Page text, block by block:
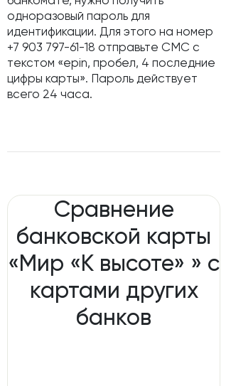
одноразовый пароль для
идентификации. Для этого на номер
+7 903 797-61-18 отправьте СМС с
текстом «epin, пробел, 4 последние
цифры карты». Пароль действует
всего 24 часа.
Сравнение
банковской карты
«Мир «К высоте» » с
картами других
банков